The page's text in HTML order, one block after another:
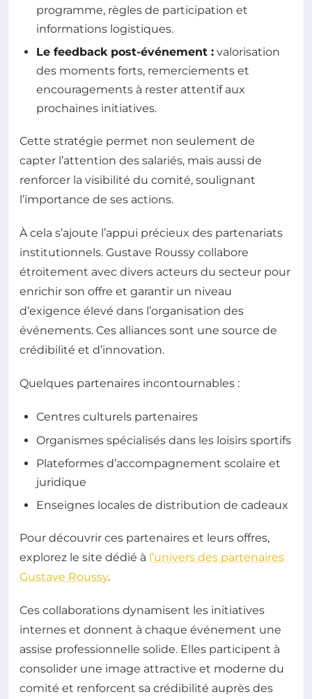
programme, règles de participation et
informations logistiques.
Le feedback post-événement : valorisation
des moments forts, remerciements et
encouragements à rester attentif aux
prochaines initiatives.
Cette stratégie permet non seulement de
capter l’attention des salariés, mais aussi de
renforcer la visibilité du comité, soulignant
l’importance de ses actions.
À cela s’ajoute l’appui précieux des partenariats
institutionnels. Gustave Roussy collabore
étroitement avec divers acteurs du secteur pour
enrichir son offre et garantir un niveau
d’exigence élevé dans l’organisation des
événements. Ces alliances sont une source de
crédibilité et d’innovation.
Quelques partenaires incontournables :
Centres culturels partenaires
Organismes spécialisés dans les loisirs sportifs
Plateformes d’accompagnement scolaire et
juridique
Enseignes locales de distribution de cadeaux
Pour découvrir ces partenaires et leurs offres,
explorez le site dédié à l’univers des partenaires
Gustave Roussy.
Ces collaborations dynamisent les initiatives
internes et donnent à chaque événement une
assise professionnelle solide. Elles participent à
consolider une image attractive et moderne du
comité et renforcent sa crédibilité auprès des